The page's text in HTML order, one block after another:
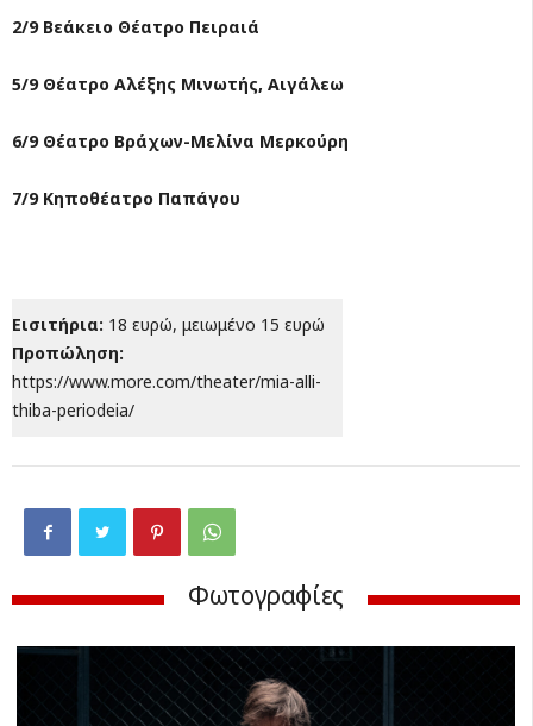
2/9 Βεάκειο Θέατρο Πειραιά
5/9 Θέατρο Αλέξης Μινωτής, Αιγάλεω
6/9 Θέατρο Βράχων-Μελίνα Μερκούρη
7/9 Κηποθέατρο Παπάγου
Εισιτήρια: 18 ευρώ, μειωμένο 15 ευρώ
Προπώληση:
https://www.more.com/theater/mia-alli-
thiba-periodeia/
Φωτογραφίες